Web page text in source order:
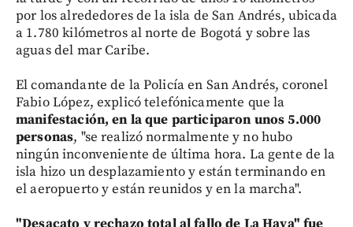
por los alrededores de la isla de San Andrés, ubicada
a 1.780 kilómetros al norte de Bogotá y sobre las
aguas del mar Caribe.
El comandante de la Policía en San Andrés, coronel
Fabio López, explicó telefónicamente que la
manifestación, en la que participaron unos 5.000
personas, "se realizó normalmente y no hubo
ningún inconveniente de última hora. La gente de la
isla hizo un desplazamiento y están terminando en
el aeropuerto y están reunidos y en la marcha".
"Desacato y rechazo total al fallo de La Haya" fue